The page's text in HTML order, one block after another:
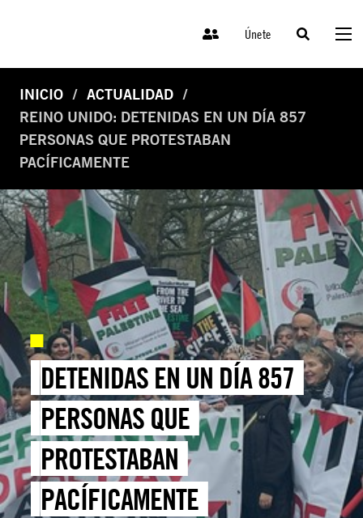
Únete
INICIO
ACTUALIDAD
REINO UNIDO: DETENIDAS EN UN DÍA 857
PERSONAS QUE PROTESTABAN
PACÍFICAMENTE
DETENIDAS EN UN DÍA 857
PERSONAS QUE
PROTESTABAN
PACÍFICAMENTE